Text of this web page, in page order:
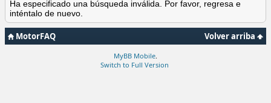
Ha especificado una búsqueda inválida. Por favor, regresa e
inténtalo de nuevo.
Volver arriba
MotorFAQ
MyBB Mobile
Switch to Full Version